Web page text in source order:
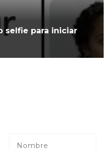
selfie para iniciar